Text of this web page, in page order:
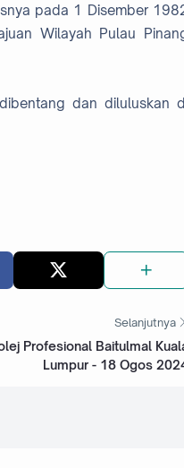
pada 1 Disember
Wilayah Pulau
dan diluluskan
Selanjutnya
Profesional Baitulmal
Lumpur - 18 Ogos